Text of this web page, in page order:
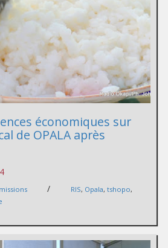
économiques sur
de OPALA après
/ RIS, Opala, tshopo,